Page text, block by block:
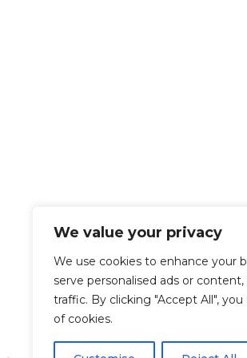
We value your privacy
We use cookies to enhance your
serve personalised ads or
traffic. By clicking "Accept All",
of cookies.